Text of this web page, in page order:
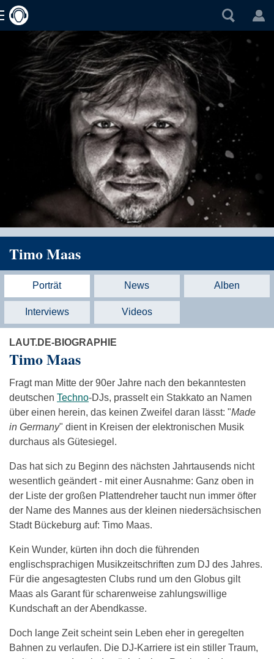
Timo Maas
Porträt News Alben
Interviews Videos
LAUT.DE-BIOGRAPHIE
Timo Maas
Fragt man Mitte der 90er Jahre nach den bekanntesten
deutschen Techno-DJs, prasselt ein Stakkato an Namen
über einen herein, das keinen Zweifel daran lässt: "Made
in Germany" dient in Kreisen der elektronischen Musik
durchaus als Gütesiegel.
Das hat sich zu Beginn des nächsten Jahrtausends nicht
wesentlich geändert - mit einer Ausnahme: Ganz oben in
der Liste der großen Plattendreher taucht nun immer öfter
der Name des Mannes aus der kleinen niedersächsischen
Stadt Bückeburg auf: Timo Maas.
Kein Wunder, kürten ihn doch die führenden
englischsprachigen Musikzeitschriften zum DJ des Jahres.
Für die angesagtesten Clubs rund um den Globus gilt
Maas als Garant für scharenweise zahlungswillige
Kundschaft an der Abendkasse.
Doch lange Zeit scheint sein Leben eher in geregelten
Bahnen zu verlaufen. Die DJ-Karriere ist ein stiller Traum,